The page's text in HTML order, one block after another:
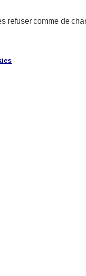
refuser comme de